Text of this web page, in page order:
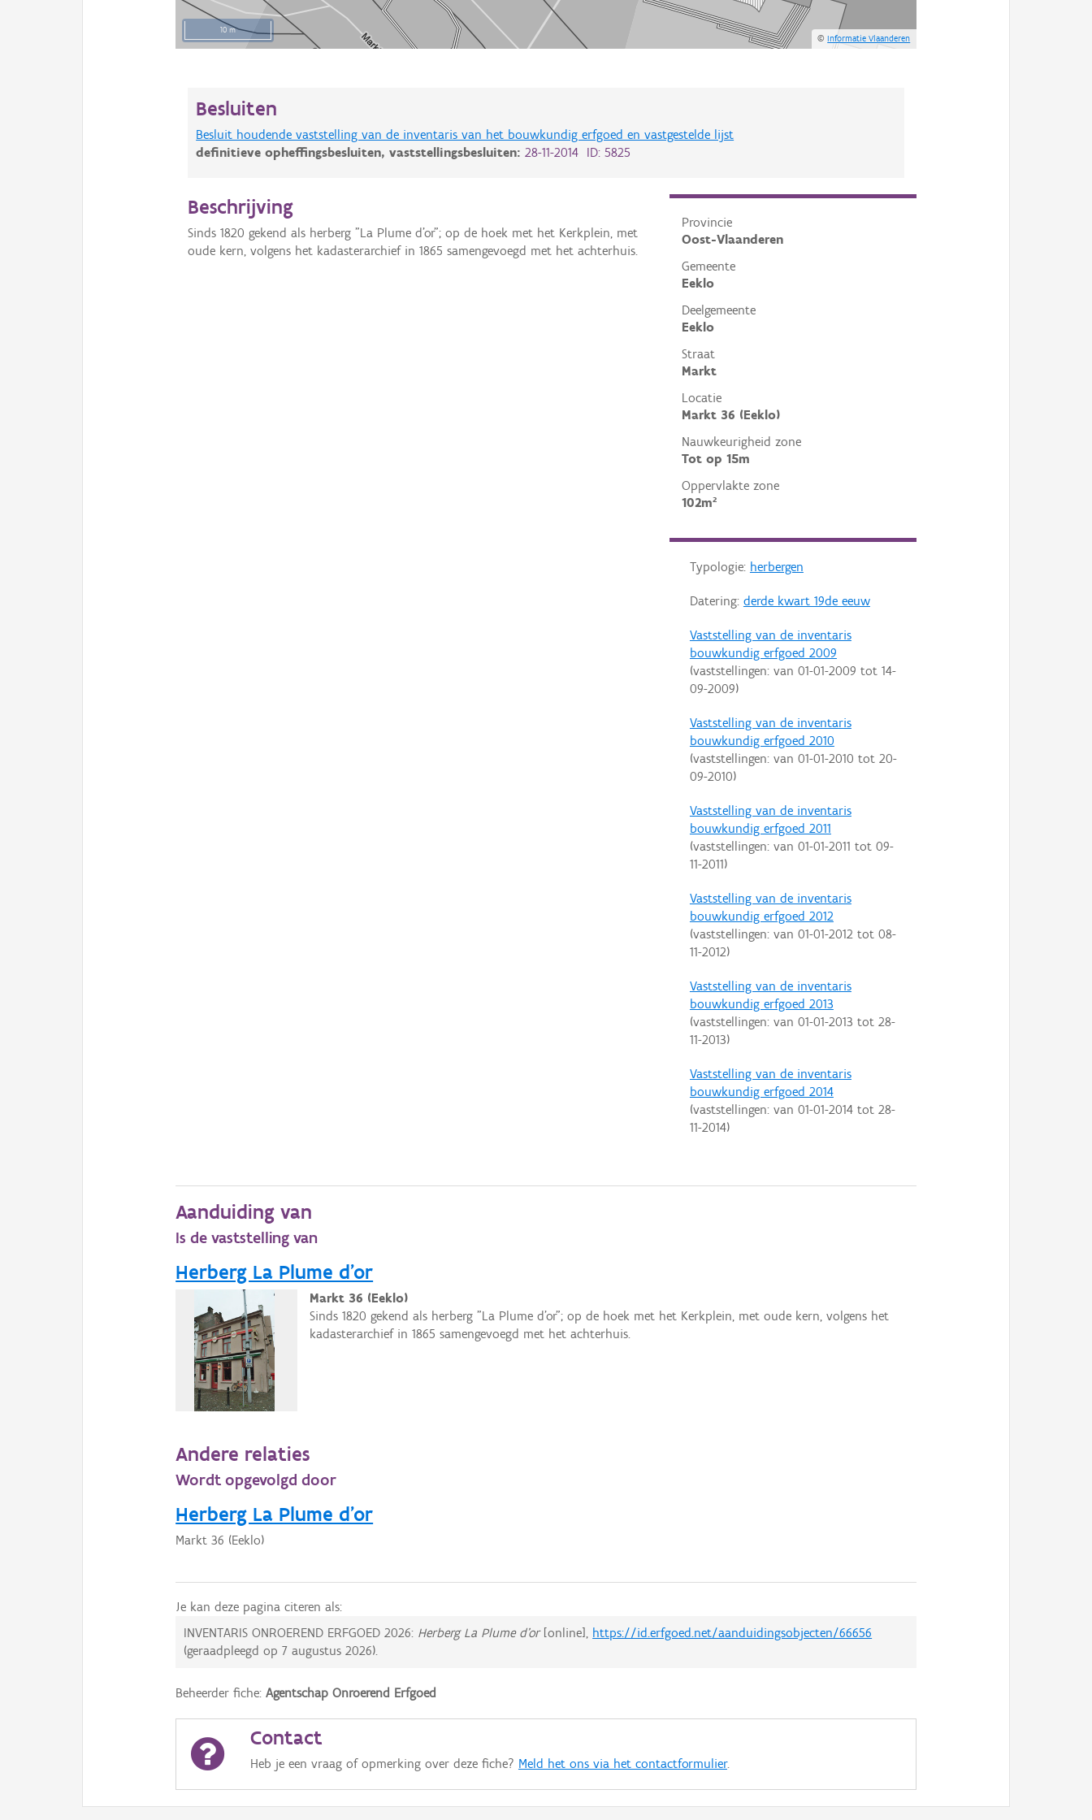
10 m
©Informatie Vlaanderen
Besluiten
Besluit houdende vaststelling van de inventaris van het bouwkundig erfgoed en vastgestelde lijst
definitieve opheffingsbesluiten,vaststellingsbesluiten:28-11-2014 ID: 5825
Provincie
Oost-Vlaanderen
Gemeente
Eeklo
Deelgemeente
Eeklo
Straat
Markt
Locatie
Markt 36 (Eeklo)
Nauwkeurigheid zone
Tot op 15m
Oppervlakte zone
102m²
Typologie: herbergen
Datering: derde kwart 19de eeuw
Vaststelling van de inventaris
bouwkundig erfgoed 2009
(vaststellingen: van 01-01-2009 tot 14-
09-2009)
Vaststelling van de inventaris
bouwkundig erfgoed 2010
(vaststellingen: van 01-01-2010 tot 20-
09-2010)
Vaststelling van de inventaris
bouwkundig erfgoed 2011
(vaststellingen: van 01-01-2011 tot 09-
11-2011)
Vaststelling van de inventaris
bouwkundig erfgoed 2012
(vaststellingen: van 01-01-2012tot 08-
11-2012)
Vaststelling van de inventaris
bouwkundig erfgoed 2013
(vaststellingen: van 01-01-2013 tot 28-
11-2013)
Vaststelling van de inventaris
bouwkundig erfgoed 2014
(vaststellingen: van 01-01-2014tot 28-
11-2014)
Beschrijving
Sinds 1820 gekend als herberg "La Plume d'or"; op de hoek met het Kerkplein, met
oude kern, volgens het kadasterarchief in 1865 samengevoegd met het achterhuis.
Aanduiding van
Is de vaststelling van
Herberg La Plume d'or
Markt 36 (Eeklo)
Sinds 1820 gekend als herberg "La Plume d'or"; op de hoek met het Kerkplein, met oude kern, volgens het
kadasterarchief in 1865 samengevoegd met het achterhuis.
Andere relaties
Wordt opgevolgd door
Herberg La Plume d'or
Markt 36 (Eeklo)
Je kan deze pagina citeren als:
INVENTARIS ONROEREND ERFGOED 2026: Herberg La Plume d'or[online], https://id.erfgoed.net/aanduidingsobjecten/66656
(geraadpleegd op7 augustus 2026).
Beheerder fiche:Agentschap Onroerend Erfgoed
Contact
Heb je een vraag of opmerking over deze fiche? Meld het ons via het contactformulier.